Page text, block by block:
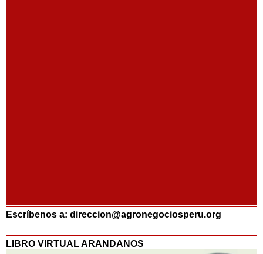
Escríbenos a: direccion@agronegociosperu.org
LIBRO VIRTUAL ARANDANOS